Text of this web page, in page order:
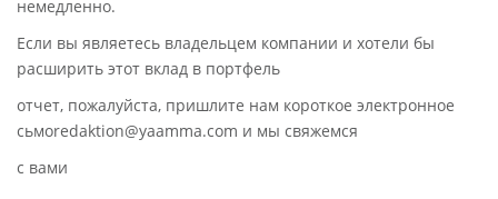
немедленно.
Если вы являетесь владельцем компании и хотели бы
расширить этот вклад в портфель
отчет, пожалуйста, пришлите нам короткое электронное
сьмоredaktion@yaamma.com и мы свяжемся
с вами